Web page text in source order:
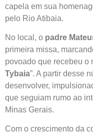
capela em sua
pelo Rio Atibaia.
No local, o padre
primeira missa,
povoado que recebeu o
Tybaia”. A partir desse
desenvolver,
que seguiam rumo ao
Minas Gerais.
Com o crescimento da